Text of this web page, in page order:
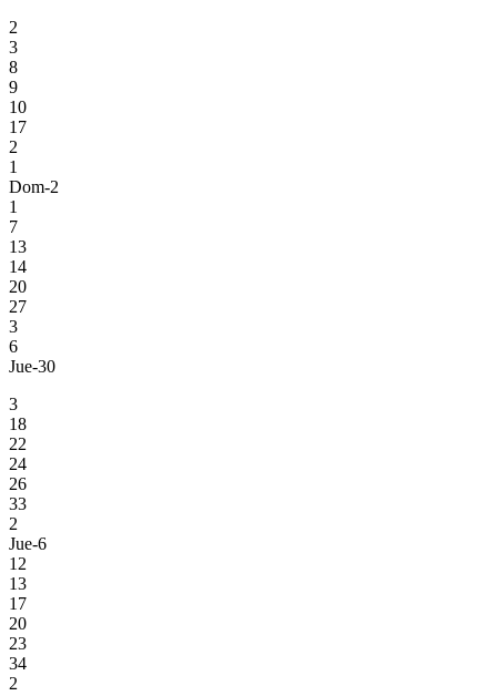
2
3
8
9
10
17
2
1
Dom-2
1
7
13
14
20
27
3
6
Jue-30
3
18
22
24
26
33
2
Jue-6
12
13
17
20
23
34
2